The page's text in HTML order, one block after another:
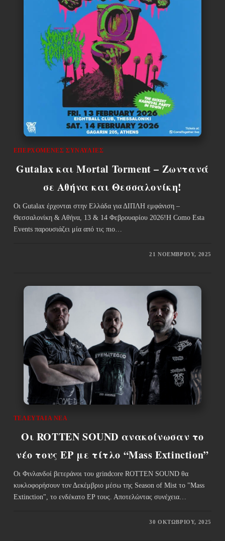
ΕΠΕΡΧΌΜΕΝΕΣ ΣΥΝΑΥΛΊΕΣ
Gutalax και Mortal Torment – Zωντανά
σε Αθήνα και Θεσσαλονίκη!
Οι Gutalax έρχονται στην Ελλάδα για ΔΙΠΛΗ εμφάνιση –
Θεσσαλονίκη & Αθήνα, 13 & 14 Φεβρουαρίου 2026!Η Como Esta
Events παρουσιάζει μία από τις πιο…
21 ΝΟΕΜΒΡΊΟΥ, 2025
ΤΕΛΕΥΤΑΊΑ ΝΈΑ
Οι ROTTEN SOUND ανακοίνωσαν το
νέο τους EP με τίτλο “Mass Extinction”
Οι Φινλανδοί βετεράνοι του grindcore ROTTEN SOUND θα
κυκλοφορήσουν τον Δεκέμβριο μέσω της Season of Mist το "Mass
Extinction", το ενδέκατο EP τους. Αποτελώντας συνέχεια…
30 ΟΚΤΩΒΡΊΟΥ, 2025